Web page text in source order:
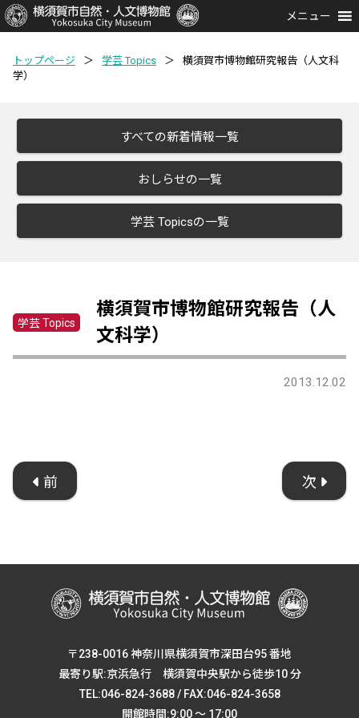
メニュー
トップページ ＞ 学芸 Topics ＞
横須賀市博物館研究報告（人文科
学）
すべての新着情報一覧
おしらせの一覧
学芸 Topicsの一覧
学芸 Topics
横須賀市博物館研究報告（人
文科学）
2013.12.02
前 次
〒238-0016 神奈川県横須賀市深田台95 番地
最寄り駅:京浜急行 横須賀中央駅から徒歩10 分
TEL:046-824-3688 / FAX:046-824-3658
開館時間:9:00 ～ 17:00